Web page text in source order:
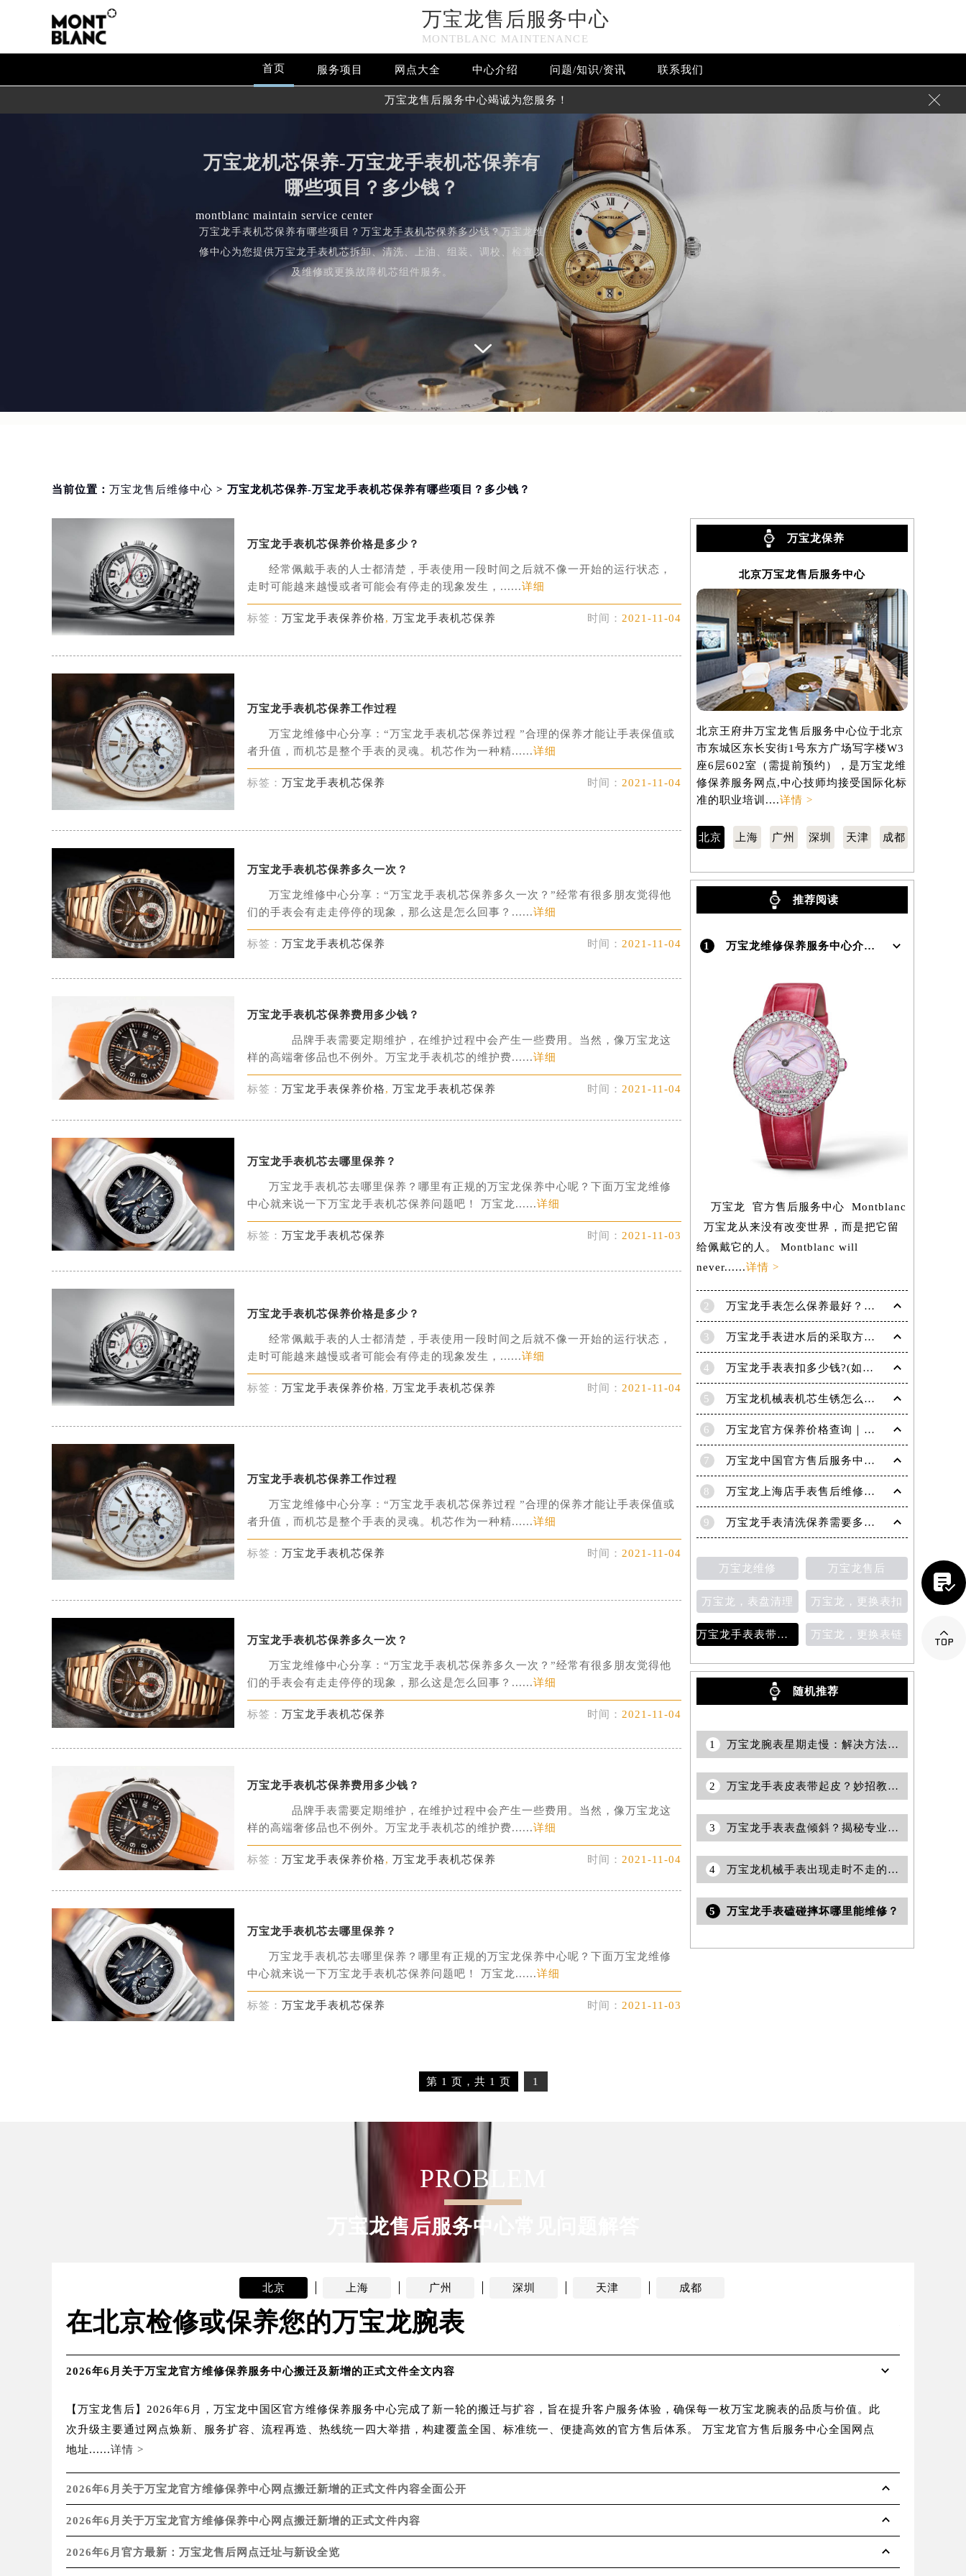
万宝龙售后服务中心
MONTBLANC MAINTENANCE
首页 服务项目 网点大全 中心介绍 问题/知识/资讯 联系我们
万宝龙售后服务中心竭诚为您服务！ 
万宝龙机芯保养-万宝龙手表机芯保养有
哪些项目？多少钱？
montblanc maintain service center
万宝龙手表机芯保养有哪些项目？万宝龙手表机芯保养多少钱？万宝龙维
修中心为您提供万宝龙手表机芯拆卸、清洗、上油、组装、调校、检查以
及维修或更换故障机芯组件服务。
当前位置： 万宝龙售后维修中心 > 万宝龙机芯保养-万宝龙手表机芯保养有哪些项目？多少钱？
万宝龙手表机芯保养价格是多少？
经常佩戴手表的人士都清楚，手表使用一段时间之后就不像一开始的运行状态，
走时可能越来越慢或者可能会有停走的现象发生，......详细
标签： 万宝龙手表保养价格, 万宝龙手表机芯保养 时间： 2021-11-04
万宝龙手表机芯保养工作过程
万宝龙维修中心分享：“万宝龙手表机芯保养过程 ”合理的保养才能让手表保值或
者升值，而机芯是整个手表的灵魂。机芯作为一种精......详细
标签： 万宝龙手表机芯保养 时间： 2021-11-04
万宝龙手表机芯保养多久一次？
万宝龙维修中心分享：“万宝龙手表机芯保养多久一次？”经常有很多朋友觉得他
们的手表会有走走停停的现象，那么这是怎么回事？......详细
标签： 万宝龙手表机芯保养 时间： 2021-11-04
万宝龙手表机芯保养费用多少钱？
品牌手表需要定期维护，在维护过程中会产生一些费用。当然，像万宝龙这
样的高端奢侈品也不例外。万宝龙手表机芯的维护费......详细
标签： 万宝龙手表保养价格, 万宝龙手表机芯保养 时间： 2021-11-04
万宝龙手表机芯去哪里保养？
万宝龙手表机芯去哪里保养？哪里有正规的万宝龙保养中心呢？下面万宝龙维修
中心就来说一下万宝龙手表机芯保养问题吧！ 万宝龙......详细
标签： 万宝龙手表机芯保养 时间： 2021-11-03
万宝龙手表机芯保养价格是多少？
经常佩戴手表的人士都清楚，手表使用一段时间之后就不像一开始的运行状态，
走时可能越来越慢或者可能会有停走的现象发生，......详细
标签： 万宝龙手表保养价格, 万宝龙手表机芯保养 时间： 2021-11-04
万宝龙手表机芯保养工作过程
万宝龙维修中心分享：“万宝龙手表机芯保养过程 ”合理的保养才能让手表保值或
者升值，而机芯是整个手表的灵魂。机芯作为一种精......详细
标签： 万宝龙手表机芯保养 时间： 2021-11-04
万宝龙手表机芯保养多久一次？
万宝龙维修中心分享：“万宝龙手表机芯保养多久一次？”经常有很多朋友觉得他
们的手表会有走走停停的现象，那么这是怎么回事？......详细
标签： 万宝龙手表机芯保养 时间： 2021-11-04
万宝龙手表机芯保养费用多少钱？
品牌手表需要定期维护，在维护过程中会产生一些费用。当然，像万宝龙这
样的高端奢侈品也不例外。万宝龙手表机芯的维护费......详细
标签： 万宝龙手表保养价格, 万宝龙手表机芯保养 时间： 2021-11-04
万宝龙手表机芯去哪里保养？
万宝龙手表机芯去哪里保养？哪里有正规的万宝龙保养中心呢？下面万宝龙维修
中心就来说一下万宝龙手表机芯保养问题吧！ 万宝龙......详细
标签： 万宝龙手表机芯保养 时间： 2021-11-03
万宝龙保养
北京万宝龙售后服务中心
北京王府井万宝龙售后服务中心位于北京
市东城区东长安街1号东方广场写字楼W3
座6层602室（需提前预约），是万宝龙维
修保养服务网点,中心技师均接受国际化标
准的职业培训....详情 >
北京 上海 广州 深圳 天津 成都
推荐阅读
1 万宝龙维修保养服务中心介绍 | Montblanc
万宝龙 官方售后服务中心 Montblanc
万宝龙从来没有改变世界，而是把它留
给佩戴它的人。 Montblanc will
never......详情 >
2 万宝龙手表怎么保养最好？（保养方法）
3 万宝龙手表进水后的采取方法！
4 万宝龙手表表扣多少钱?(如何选择适合自己的表扣呢?)
5 万宝龙机械表机芯生锈怎么修复
6 万宝龙官方保养价格查询｜权威信息公示（2026年6月最新）
7 万宝龙中国官方售后服务中心｜服务电话及24小时详细地址权威信息通知（2026年7月最新）
8 万宝龙上海店手表售后维修保养服务权威公示（2026年7月最新）
9 万宝龙手表清洗保养需要多久？
万宝龙维修 万宝龙售后
万宝龙，表盘清理 万宝龙，更换表扣
万宝龙手表表带变色 万宝龙，更换表链
随机推荐
1 万宝龙腕表星期走慢：解决方法与调整技巧
2 万宝龙手表皮表带起皮？妙招教你轻松修复
3 万宝龙手表表盘倾斜？揭秘专业解决之道，恢复精准风采
4 万宝龙机械手表出现走时不走的原因是什么？
5 万宝龙手表磕碰摔坏哪里能维修？
第 1 页，共 1 页 1
PROBLEM
万宝龙售后服务中心常见问题解答
北京 上海 广州 深圳 天津 成都
在北京检修或保养您的万宝龙腕表
2026年6月关于万宝龙官方维修保养服务中心搬迁及新增的正式文件全文内容
【万宝龙售后】2026年6月，万宝龙中国区官方维修保养服务中心完成了新一轮的搬迁与扩容，旨在提升客户服务体验，确保每一枚万宝龙腕表的品质与价值。此
次升级主要通过网点焕新、服务扩容、流程再造、热线统一四大举措，构建覆盖全国、标准统一、便捷高效的官方售后体系。 万宝龙官方售后服务中心全国网点
地址......详情 >
2026年6月关于万宝龙官方维修保养中心网点搬迁新增的正式文件内容全面公开
2026年6月关于万宝龙官方维修保养中心网点搬迁新增的正式文件内容
2026年6月官方最新：万宝龙售后网点迁址与新设全览

